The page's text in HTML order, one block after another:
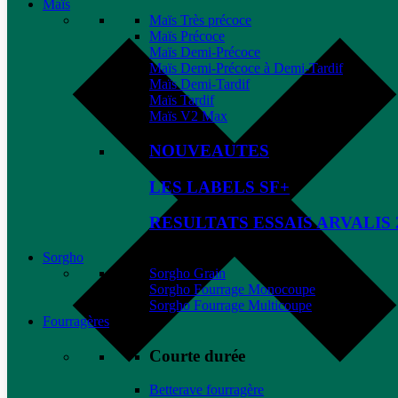
Maïs
Maïs Très précoce
Maïs Précoce
Maïs Demi-Précoce
Maïs Demi-Précoce à Demi-Tardif
Maïs Demi-Tardif
Maïs Tardif
Maïs V2 Max
NOUVEAUTES
LES LABELS SF+
RESULTATS ESSAIS ARVALIS
Sorgho
Sorgho Grain
Sorgho Fourrage Monocoupe
Sorgho Fourrage Multicoupe
Fourragères
Courte durée
Betterave fourragère